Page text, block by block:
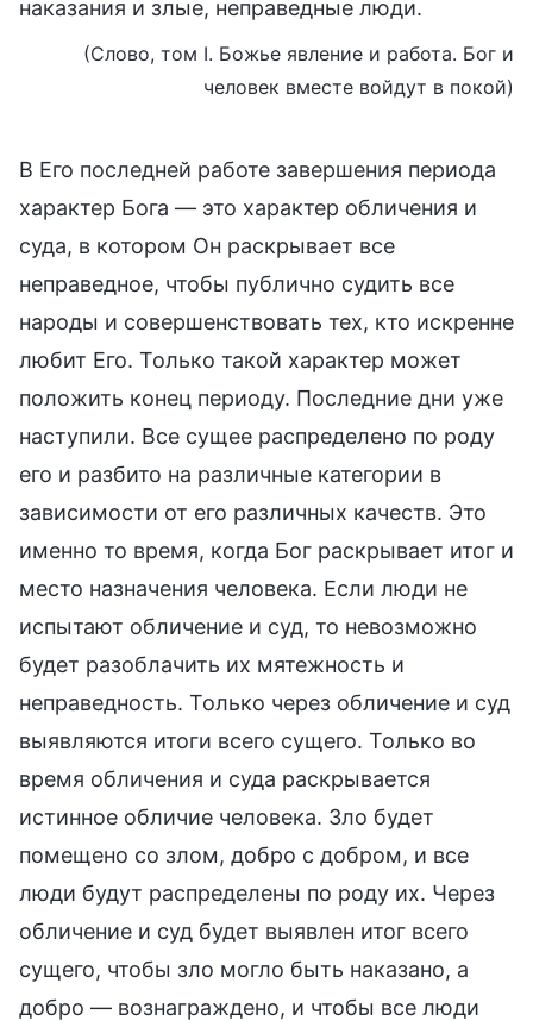
наказания и злые, неправедные люди.
(Слово, том I. Божье явление и работа. Бог и
человек вместе войдут в покой)
В Его последней работе завершения периода
характер Бога — это характер обличения и
суда, в котором Он раскрывает все
неправедное, чтобы публично судить все
народы и совершенствовать тех, кто искренне
любит Его. Только такой характер может
положить конец периоду. Последние дни уже
наступили. Все сущее распределено по роду
его и разбито на различные категории в
зависимости от его различных качеств. Это
именно то время, когда Бог раскрывает итог и
место назначения человека. Если люди не
испытают обличение и суд, то невозможно
будет разоблачить их мятежность и
неправедность. Только через обличение и суд
выявляются итоги всего сущего. Только во
время обличения и суда раскрывается
истинное обличие человека. Зло будет
помещено со злом, добро с добром, и все
люди будут распределены по роду их. Через
обличение и суд будет выявлен итог всего
сущего, чтобы зло могло быть наказано, а
добро — вознаграждено, и чтобы все люди